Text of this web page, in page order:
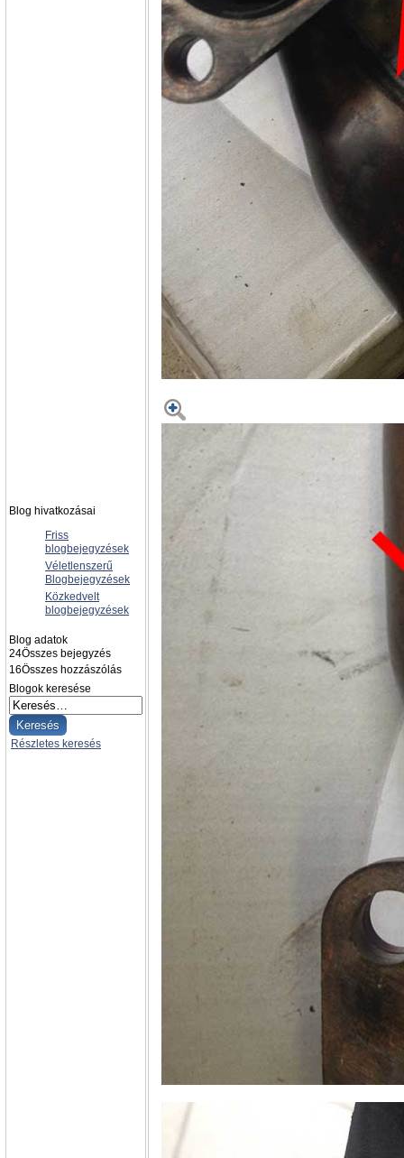
Blog hivatkozásai
Friss
blogbejegyzések
Véletlenszerű
Blogbejegyzések
Közkedvelt
blogbejegyzések
Blog adatok
24Összes bejegyzés
16Összes hozzászólás
Blogok keresése
Részletes keresés